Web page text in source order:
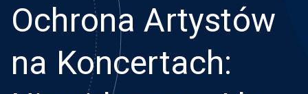
Ochrona Artystów
na Koncertach: